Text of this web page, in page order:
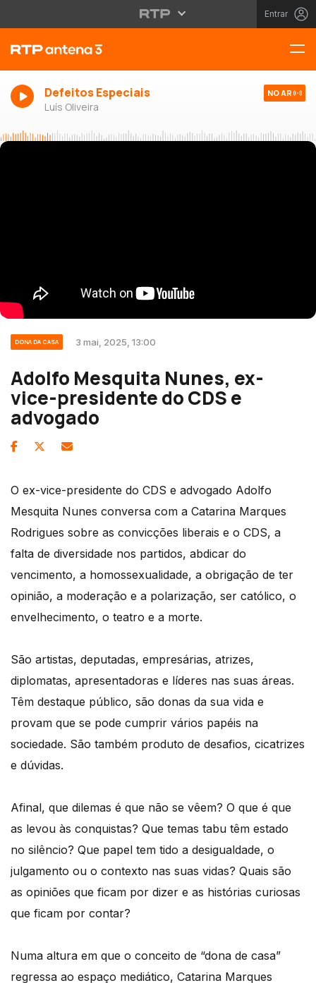
Entrar
Defeitos Especiais
Luís Oliveira
NO AR
DONA DA CASA 3 mai, 2025, 13:00
Adolfo Mesquita Nunes, ex-
vice-presidente do CDS e
advogado
O ex-vice-presidente do CDS e advogado Adolfo
Mesquita Nunes conversa com a Catarina Marques
Rodrigues sobre as convicções liberais e o CDS, a
falta de diversidade nos partidos, abdicar do
vencimento, a homossexualidade, a obrigação de ter
opinião, a moderação e a polarização, ser católico, o
envelhecimento, o teatro e a morte.
São artistas, deputadas, empresárias, atrizes,
diplomatas, apresentadoras e líderes nas suas áreas.
Têm destaque público, são donas da sua vida e
provam que se pode cumprir vários papéis na
sociedade. São também produto de desafios, cicatrizes
e dúvidas.
Afinal, que dilemas é que não se vêem? O que é que
as levou às conquistas? Que temas tabu têm estado
no silêncio? Que papel tem tido a desigualdade, o
julgamento ou o contexto nas suas vidas? Quais são
as opiniões que ficam por dizer e as histórias curiosas
que ficam por contar?
Numa altura em que o conceito de “dona de casa”
regressa ao espaço mediático, Catarina Marques